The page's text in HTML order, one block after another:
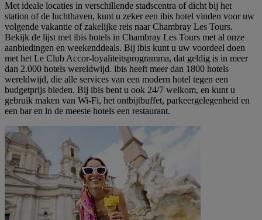
Met ideale locaties in verschillende stadscentra of dicht bij het
station of de luchthaven, kunt u zeker een ibis hotel vinden voor uw
volgende vakantie of zakelijke reis naar Chambray Les Tours.
Bekijk de lijst met ibis hotels in Chambray Les Tours met al onze
aanbiedingen en weekenddeals. Bij ibis kunt u uw voordeel doen
met het Le Club Accor-loyaliteitsprogramma, dat geldig is in meer
dan 2.000 hotels wereldwijd. ibis heeft meer dan 1800 hotels
wereldwijd, die alle services van een modern hotel tegen een
budgetprijs bieden. Bij ibis bent u ook 24/7 welkom, en kunt u
gebruik maken van Wi-Fi, het ontbijtbuffet, parkeergelegenheid en
een bar en in de meeste hotels een restaurant.